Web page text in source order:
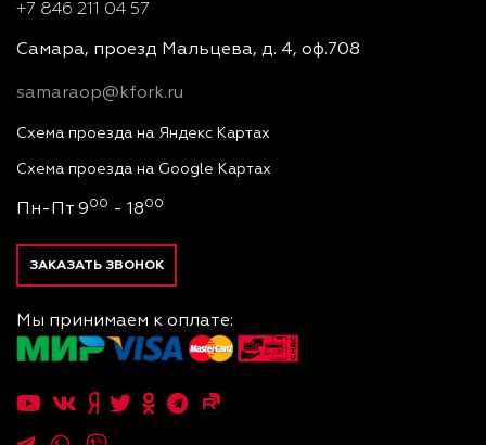
+7 846 211 04 57
Самара, проезд Мальцева, д. 4, оф.708
samaraop@kfork.ru
Схема проезда на Яндекс Картах
Схема проезда на Google Картах
Пн-Пт 900 - 1800
ЗАКАЗАТЬ ЗВОНОК
Мы принимаем к оплате: